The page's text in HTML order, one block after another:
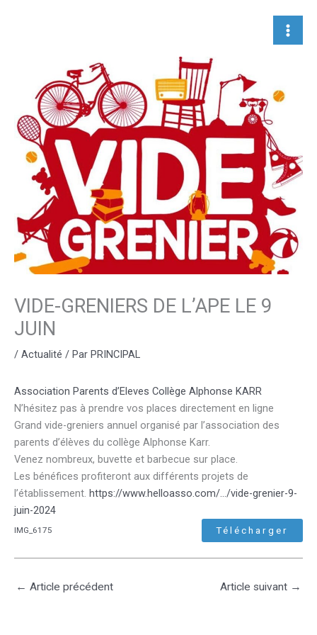
VIDE-GRENIERS DE L’APE LE 9
JUIN
/ Actualité / Par PRINCIPAL
Association Parents d’Eleves Collège Alphonse KARR
N’hésitez pas à prendre vos places directement en ligne
Grand vide-greniers annuel organisé par l’association des
parents d’élèves du collège Alphonse Karr.
Venez nombreux, buvette et barbecue sur place.
Les bénéfices profiteront aux différents projets de
l’établissement. https://www.helloasso.com/…/vide-grenier-9-
juin-2024
IMG_6175 Télécharger
← Article précédent Article suivant →